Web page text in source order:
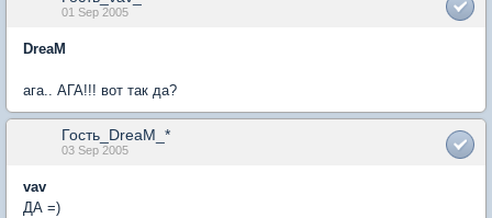
01 Sep 2005
DreaM
ага.. АГА!!! вот так да?
Гость_DreaM_*
03 Sep 2005
vav
ДА =)